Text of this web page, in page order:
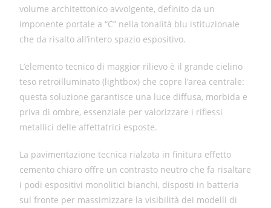
volume architettonico avvolgente, definito da un
imponente portale a “C” nella tonalità blu istituzionale
che da risalto all’intero spazio espositivo.
L’elemento tecnico di maggior rilievo è il grande cielino
teso retroilluminato (lightbox) che copre l’area centrale:
questa soluzione garantisce una luce diffusa, morbida e
priva di ombre, essenziale per valorizzare i riflessi
metallici delle affettatrici esposte.
La pavimentazione tecnica rialzata in finitura effetto
cemento chiaro offre un contrasto neutro che fa risaltare
i podi espositivi monolitici bianchi, disposti in batteria
sul fronte per massimizzare la visibilità dei modelli di